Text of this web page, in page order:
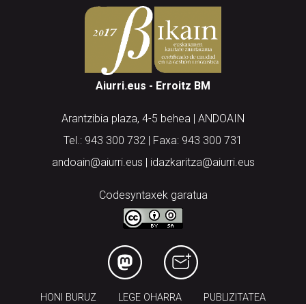
Aiurri.eus - Erroitz BM
Arantzibia plaza, 4-5 behea | ANDOAIN
Tel.: 943 300 732 | Faxa: 943 300 731
andoain@aiurri.eus | idazkaritza@aiurri.eus
Codesyntaxek garatua
HONI BURUZ LEGE OHARRA PUBLIZITATEA